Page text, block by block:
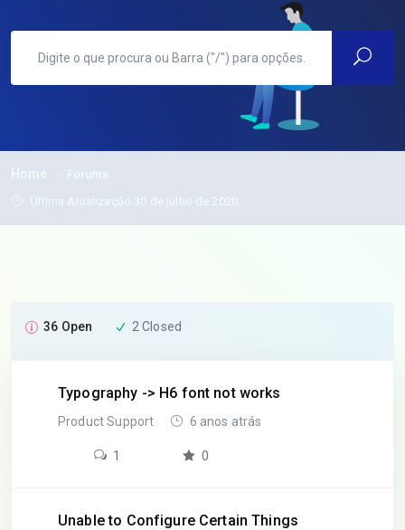
Home
Forums
Última Atualização 30 de julho de 2020
36 Open 2 Closed
Typography -> H6 font not works
Product Support 6 anos atrás
1 0
Unable to Configure Certain Things